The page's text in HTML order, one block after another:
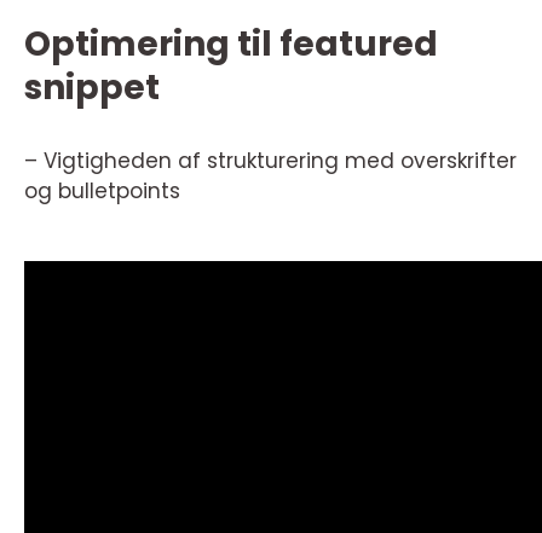
Optimering til featured
snippet
– Vigtigheden af strukturering med overskrifter
og bulletpoints